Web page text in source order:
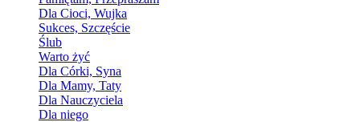
Dla Cioci, Wujka
Sukces, Szczęście
Ślub
Warto żyć
Dla Córki, Syna
Dla Mamy, Taty
Dla Nauczyciela
Dla niego